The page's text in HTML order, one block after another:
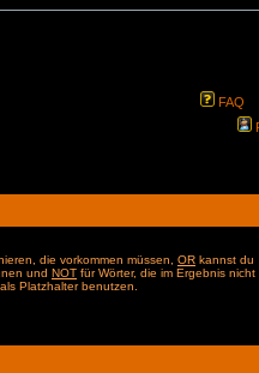
FAQ
die vorkommen müssen, OR kannst du
und NOT für Wörter, die im Ergebnis nicht
Platzhalter benutzen.